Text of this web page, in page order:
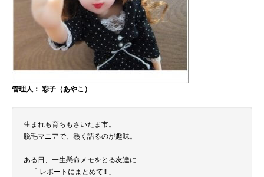
管理人： 彩子（あやこ）
生まれも育ちもさいたま市。
脱毛マニアで、熱く語るのが趣味。
ある日、一生懸命メモをとる友達に
「 レポートにまとめて!! 」